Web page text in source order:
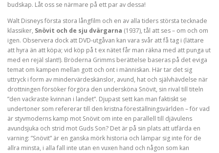
budskap. Låt oss se närmare på ett par av dessa!
Walt Disneys första stora långfilm och en av alla tiders största tecknade
klassiker, Snövit och de sju dvärgarna (1937), tål att ses – om och om
igen. Observera dock att DVD-utgåvan kan vara svår att få tag i (lättare
att hyra än att köpa; vid köp på t ex nätet får man räkna med att punga ut
med en rejäl slant!). Bröderna Grimms berättelse baseras på det eviga
temat om kampen mellan gott och ont i människan. Här tar det sig
uttryck i form av mindervärdeskänslor, avund, hat och självhävdelse när
drottningen försöker förgöra den undersköna Snövit, sin rival till titeln
”den vackraste kvinnan i landet”. Djupast sett kan man faktiskt se
undertoner som refererar till den kristna föreställningsvärlden – för vad
är styvmoderns kamp mot Snövit om inte en parallell till djävulens
avundsjuka och strid mot Guds Son? Det är på sin plats att utfärda en
varning: ”Snövit” är en ganska mörk historia och lämpar sig inte för de
allra minsta, i alla fall inte utan en vuxen hand och någon som kan